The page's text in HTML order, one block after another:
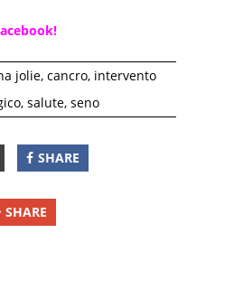
jolie, cancro, intervento
, salute, seno
SHARE
SHARE